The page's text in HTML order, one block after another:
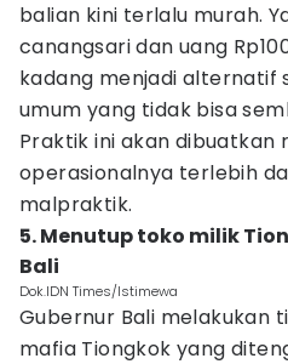
balian kini terlalu murah.
canangsari dan uang
kadang menjadi
umum yang tidak bisa
Praktik ini akan dibuatkan
operasionalnya terlebih
malpraktik.
5. Menutup toko milik
Bali
Dok.IDN Times/Istimewa
Gubernur Bali melakukan
mafia Tiongkok yang